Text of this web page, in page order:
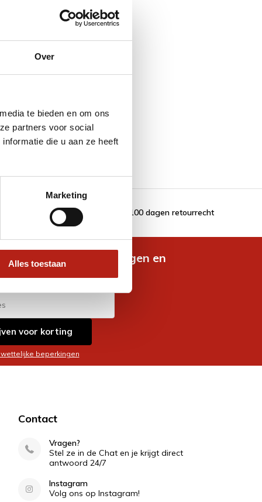
Over
te bieden en om ons
partners voor social
die u aan ze heeft
Marketing
Alles toestaan
100 dagen retourrecht
nieuwste aanbiedingen en
voor korting
beperkingen
Contact
Vragen?
Stel ze in de Chat en je krijgt direct
antwoord 24/7
Instagram
Volg ons op Instagram!